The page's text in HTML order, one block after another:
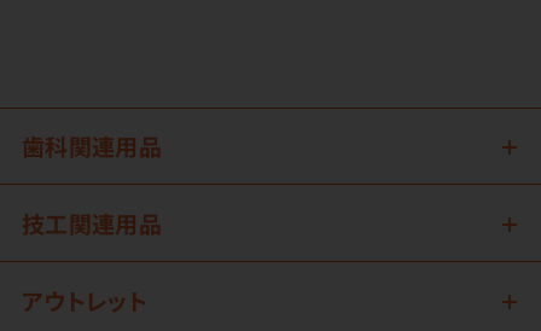
歯科関連用品
技工関連用品
アウトレット